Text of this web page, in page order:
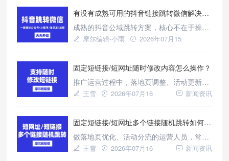
截、账号限流、审核驳回等常见问题。新手
按照这套标准化步骤操作，就能实现长效稳
定引流，安全将抖音公域流量沉淀为高质量
私域客源。
有没有成熟可用的抖音链接跳转微信解决方案？
成熟的抖音公域跳转方案，核心不在于操作
技巧，而在于合规适配度、长期稳定性与场
核驳回、频繁失效等常见痛点。无论是日常
短视频种草引流，还是商业广告规模化投
流，都能稳定适配，帮助商家安全、高效将
抖音公域流量沉淀为优质私域资产。
摩尔编辑-小雨
2026年07月15
固定短链接/短网址随时修改内容怎么操作？
推广运营过程中，落地页调整、活动更新、
路径优化都是高频需求，但普通短链接生成
更是直接作废，造成大量成本浪费与节奏延
误。选择一款支持随时修改跳转目标的短链
接工具，既能灵活应对运营调整，也能大幅
降低试错与物料成本。今天就和大家聊
王雪 2026年07月16 新闻资讯
固定短链接/短网址多个链接随机跳转如何做到的？
做落地页优化、活动分流的运营人员，常会
遇到这类难题：做 A/B 测试要生成多条短链
王雪 2026年07月16 新闻资讯